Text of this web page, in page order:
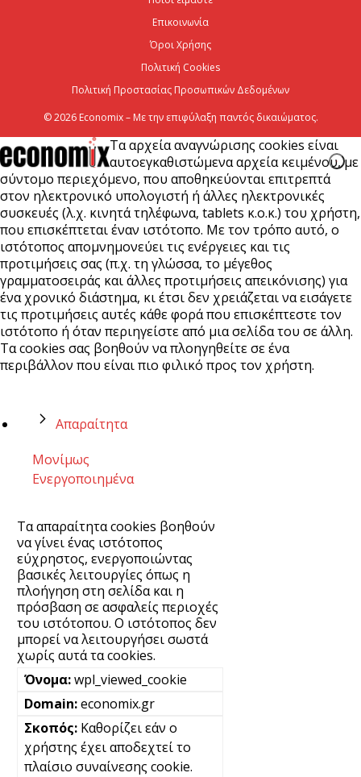
Επικοινωνία
Όροι Χρήσης
Πολιτική Cookies
Πολιτική Προστασίας Προσωπικών Δεδομένων
© 2026 Economix – Με την επιφύλαξη παντός δικαιώματος.
Τα αρχεία αναγνώρισης cookies είναι
αυτοεγκαθιστώμενα αρχεία κειμένου, με
σύντομο περιεχόμενο, που αποθηκεύονται επιτρεπτά
στον ηλεκτρονικό υπολογιστή ή άλλες ηλεκτρονικές
συσκευές (λ.χ. κινητά τηλέφωνα, tablets κ.ο.κ.) του χρήστη,
που επισκέπτεται έναν ιστότοπο. Με τον τρόπο αυτό, ο
ιστότοπος απομνημονεύει τις ενέργειες και τις
προτιμήσεις σας (π.χ. τη γλώσσα, το μέγεθος
γραμματοσειράς και άλλες προτιμήσεις απεικόνισης) για
ένα χρονικό διάστημα, κι έτσι δεν χρειάζεται να εισάγετε
τις προτιμήσεις αυτές κάθε φορά που επισκέπτεστε τον
ιστότοπο ή όταν περιηγείστε από μια σελίδα του σε άλλη.
Τα cookies σας βοηθούν να πλοηγηθείτε σε ένα
περιβάλλον που είναι πιο φιλικό προς τον χρήστη.
Απαραίτητα
Μονίμως
Ενεργοποιημένα
Τα απαραίτητα cookies βοηθούν
να γίνει ένας ιστότοπος
εύχρηστος, ενεργοποιώντας
βασικές λειτουργίες όπως η
πλοήγηση στη σελίδα και η
πρόσβαση σε ασφαλείς περιοχές
του ιστότοπου. Ο ιστότοπος δεν
μπορεί να λειτουργήσει σωστά
χωρίς αυτά τα cookies.
wpl_viewed_cookie
economix.gr
Καθορίζει εάν ο
χρήστης έχει αποδεχτεί το
πλαίσιο συναίνεσης cookie.